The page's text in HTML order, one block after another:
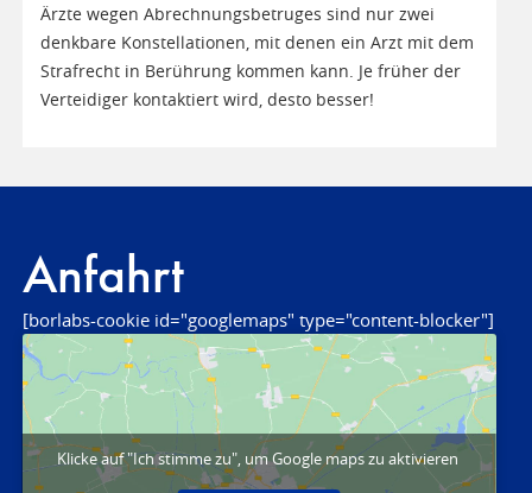
Ärzte wegen Abrechnungsbetruges sind nur zwei
denkbare Konstellationen, mit denen ein Arzt mit dem
Strafrecht in Berührung kommen kann. Je früher der
Verteidiger kontaktiert wird, desto besser!
Anfahrt
[borlabs-cookie id="googlemaps" type="content-blocker"]
Klicke auf "Ich stimme zu", um Google maps zu aktivieren